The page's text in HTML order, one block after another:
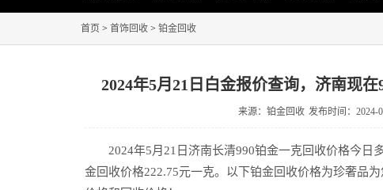
首页 > 首饰回收 > 铂金回收
2024年5月21日白金报价查询，济南现
来源：铂金回收 发布时间： 2024-
2024年5月21日济南长清990铂金一克回收价格今日
金回收价格222.75元一克。以下铂金回收价格为珍奢品